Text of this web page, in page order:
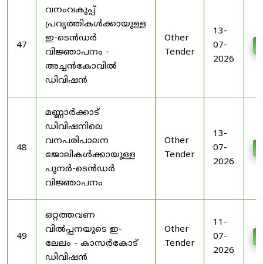
47
വനംവകുപ്പ്
പ്രവൃത്തികൾക്കായുള്ള
ഇ-ടെൻഡർ
വിജ്ഞാപനം -
അച്ചൻകോവിൽ
ഡിവിഷൻ
Other
Tender
13-
07-
2026
48
മണ്ണാർക്കാട്
ഡിവിഷനിലെ
വനപരിപാലന
ജോലികൾക്കായുള്ള
പുനർ-ടെൻഡർ
വിജ്ഞാപനം
Other
Tender
13-
07-
2026
49
ഒറ്റത്തവണ
വിൽപ്പനയുടെ ഇ-
ലേലം - കാസർകോട്
ഡിവിഷൻ
Other
Tender
11-
07-
2026